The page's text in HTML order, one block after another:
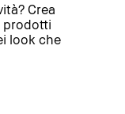
Crea
prodotti
look che